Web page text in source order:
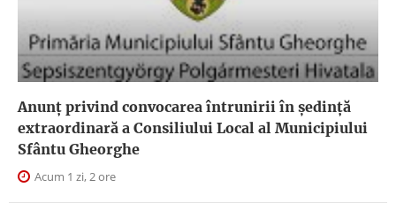
Anunţ privind convocarea întrunirii în şedinţă
extraordinară a Consiliului Local al Municipiului
Sfântu Gheorghe
Acum 1 zi, 2 ore